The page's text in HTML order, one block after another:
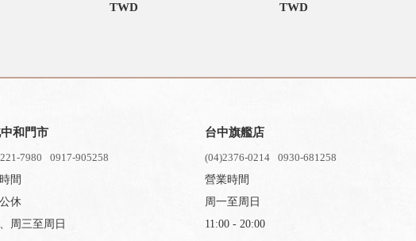
TWD
TWD
和門市
7980
0917-905258
間
休
周三至周日
台中旗艦店
(04)2376-0214
0930-681258
營業時間
周一至周日
11:00 - 20:00